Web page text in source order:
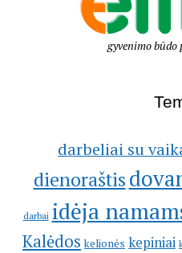
gyvenimo
darbeliai su
dienoraštis
darbai idėja
Kalėdos kelionės kepiniai